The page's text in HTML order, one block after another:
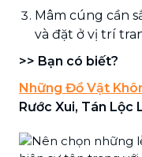
Mâm cúng cần
và đặt ở vị trí
>> Bạn có biết?
Những Đồ Vật
Rước Xui, Tán Lộc